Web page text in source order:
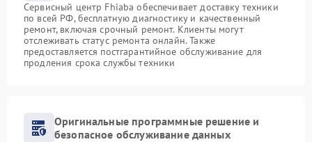
Сервисный центр Fhiaba обеспечивает доставку техники
по всей РФ, бесплатную диагностику и качественный
ремонт, включая срочный ремонт. Клиенты могут
отслеживать статус ремонта онлайн. Также
предоставляется постгарантийное обслуживание для
продления срока службы техники
Оригинальные программные решение и
безопасное обслуживание данных